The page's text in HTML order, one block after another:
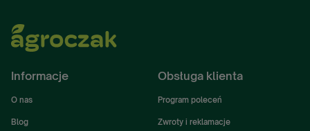
Informacje
O nas
Blog
Obsługa klienta
Program poleceń
Zwroty i reklamacje